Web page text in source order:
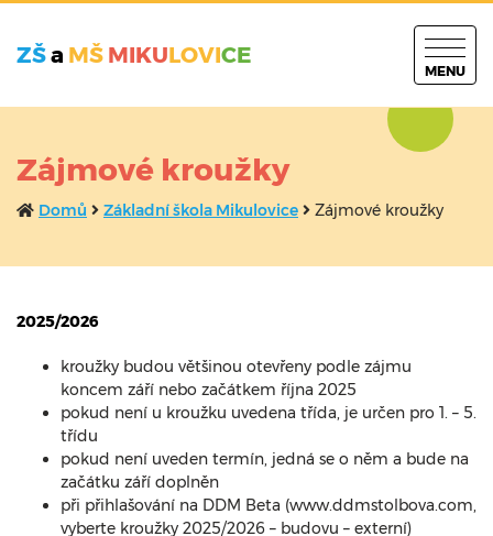
ZŠa MŠ MIKULOVICE
MENU
Zájmové kroužky
Domů Základní škola Mikulovice Zájmové kroužky
2025/2026
kroužky budou většinou otevřeny podle zájmu
koncem září nebo začátkem října 2025
pokud není u kroužku uvedena třída, je určen pro 1. – 5.
třídu
pokud není uveden termín, jedná se o něm a bude na
začátku září doplněn
při přihlašování na DDM Beta (www.ddmstolbova.com,
vyberte kroužky 2025/2026 – budovu – externí)